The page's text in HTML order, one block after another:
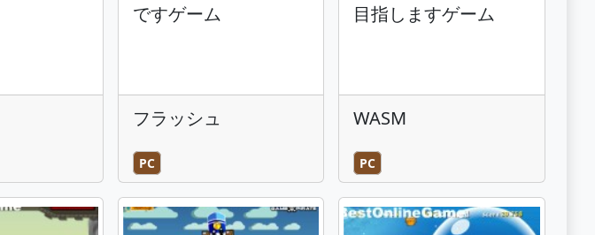
ですゲーム
フラッシュ
PC
目指しますゲーム
WASM
PC